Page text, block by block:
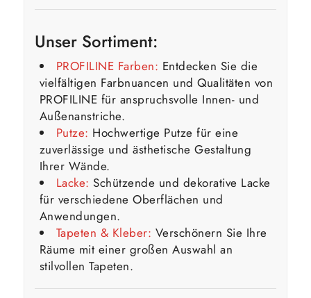
Unser Sortiment:
PROFILINE Farben: Entdecken Sie die
vielfältigen Farbnuancen und Qualitäten von
PROFILINE für anspruchsvolle Innen- und
Außenanstriche.
Putze: Hochwertige Putze für eine
zuverlässige und ästhetische Gestaltung
Ihrer Wände.
Lacke: Schützende und dekorative Lacke
für verschiedene Oberflächen und
Anwendungen.
Tapeten & Kleber: Verschönern Sie Ihre
Räume mit einer großen Auswahl an
stilvollen Tapeten.